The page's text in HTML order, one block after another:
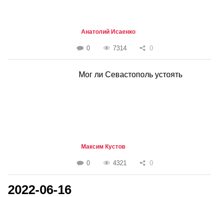
Анатолий Исаенко
0 7314 0
Мог ли Севастополь устоять
Максим Кустов
0 4321 0
2022-06-16